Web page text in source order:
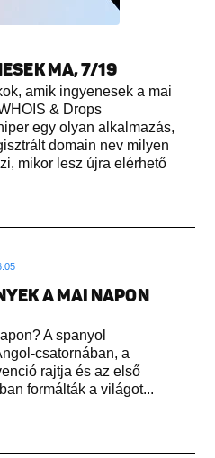
MA, 7/19
amik ingyenesek a mai
& Drops
egy olyan alkalmazás,
domain nev milyen
mikor lesz újra elérhető
A MAI NAPON
A spanyol
csatornában, a
rajtja és az első
formálták a világot...